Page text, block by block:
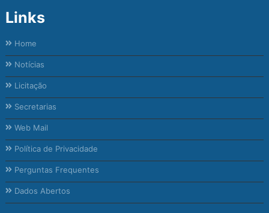
Links
Home
Notícias
Licitação
Secretarias
Web Mail
Política de Privacidade
Perguntas Frequentes
Dados Abertos